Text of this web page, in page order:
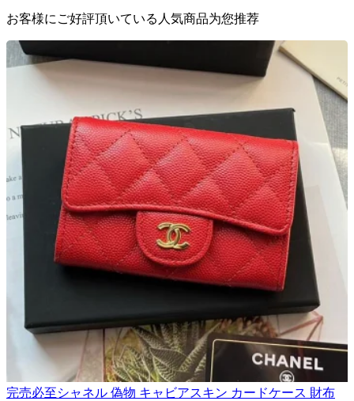
お客様にご好評頂いている人気商品为您推荐
完売必至シャネル 偽物 キャビアスキン カードケース 財布